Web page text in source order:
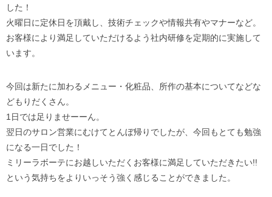
した！
火曜日に定休日を頂戴し、技術チェックや情報共有やマナーなど。
お客様により満足していただけるよう社内研修を定期的に実施して
います。
今回は新たに加わるメニュー・化粧品、所作の基本についてなどな
どもりだくさん。
1日では足りませーーん。
翌日のサロン営業にむけてとんぼ帰りでしたが、今回もとても勉強
になる一日でした！
ミリーラボーテにお越しいただくお客様に満足していただきたい!!
という気持ちをよりいっそう強く感じることができました。